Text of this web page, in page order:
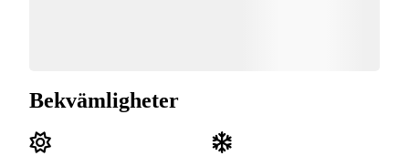
Bekvämligheter